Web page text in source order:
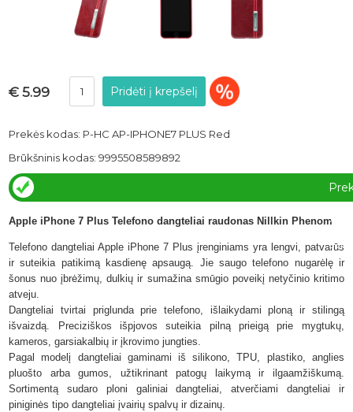
€ 5.99
Prekės kodas: P-HC AP-IPHONE7 PLUS Red
Brūkšninis kodas: 9995508589892
yra
Apple iPhone 7 Plus Telefono dangteliai raudonas Nillkin Phenom
Telefono dangteliai Apple iPhone 7 Plus įrenginiams yra lengvi, patvarūs
ir suteikia patikimą kasdienę apsaugą. Jie saugo telefono nugarėlę ir
šonus nuo įbrėžimų, dulkių ir sumažina smūgio poveikį netyčinio kritimo
atveju.
Dangteliai tvirtai priglunda prie telefono, išlaikydami ploną ir stilingą
išvaizdą. Preciziškos išpjovos suteikia pilną prieigą prie mygtukų,
kameros, garsiakalbių ir įkrovimo jungties.
Pagal modelį dangteliai gaminami iš silikono, TPU, plastiko, anglies
pluošto arba gumos, užtikrinant patogų laikymą ir ilgaamžiškumą.
Sortimentą sudaro ploni galiniai dangteliai, atverčiami dangteliai ir
piniginės tipo dangteliai įvairių spalvų ir dizainų.